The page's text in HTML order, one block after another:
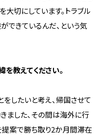
大切にしています。トラブル
できているんだ、という気
教えてください。
したいと考え、帰国させて
ました、その間は海外に行
提案で勝ち取り2か月間滞在